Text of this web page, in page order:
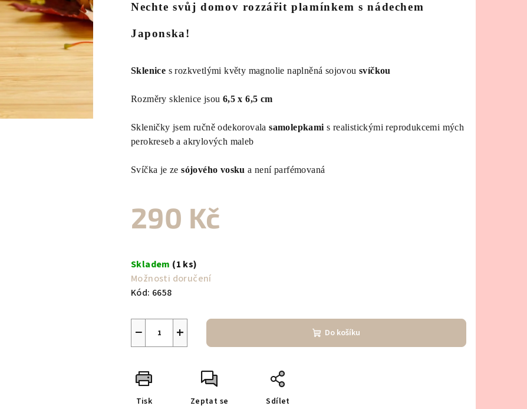
je
z
hvězdiček.
Nechte svůj domov rozzářit plamínkem s nádechem
Japonska!
Sklenice s rozkvetlými květy magnolie naplněná sojovou svíčkou
Rozměry sklenice jsou 6,5 x 6,5 cm
Skleničky jsem ručně odekorovalasamolepkami s realistickými reprodukcemi mých
perokreseb a akrylových maleb
Svíčka je zesójového vosku a není parfémovaná
290 Kč
cena:
Skladem (1 ks)
Možnosti doručení
Kód: 6658
+
− Do košíku
Tisk Zeptat se Sdílet